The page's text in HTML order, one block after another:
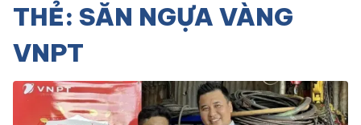
THẺ: SĂN NGỰA VÀNG
VNPT